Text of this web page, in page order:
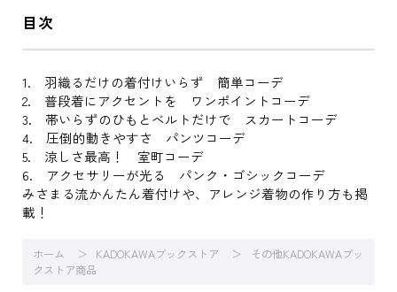
目次
1. 羽織るだけの着付けいらず 簡単コーデ
2. 普段着にアクセントを ワンポイントコーデ
3. 帯いらずのひもとベルトだけで スカートコーデ
4. 圧倒的動きやすさ パンツコーデ
5. 涼しさ最高！ 室町コーデ
6. アクセサリーが光る パンク・ゴシックコーデ
みさまる流かんたん着付けや、アレンジ着物の作り方も掲
載！
ホーム KADOKAWAブックストア
その他KADOKAWAブッ
クストア商品